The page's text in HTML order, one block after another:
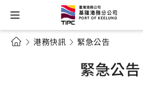
港務快訊 緊急公告
緊急公告